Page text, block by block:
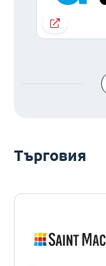
Търговия